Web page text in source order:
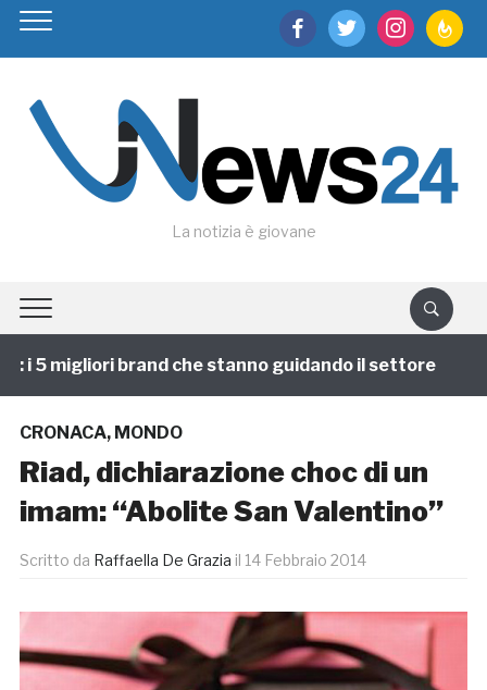
facebooktwitter instagram
La notizia è giovane
5 migliori brand che stanno guidando il settore
CRONACA, MONDO
Riad, dichiarazione choc di un
imam: “Abolite San Valentino”
Scritto da Raffaella De Grazia il 14 Febbraio 2014